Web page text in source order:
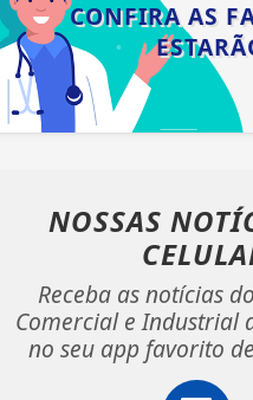
CONFIRA AS
NOSSAS
Receba as notícias
Comercial e Industrial
no seu app favorito